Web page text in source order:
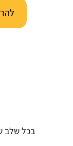
בכל שלב